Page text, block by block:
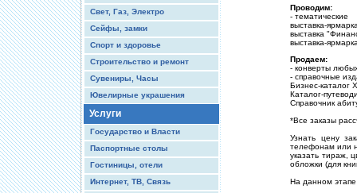
Свет, Газ, Электро
Сейфы, замки
Спорт и здоровье
Строительство и ремонт
Сувениры, Часы
Ювелирные украшения
Услуги
Государство и Власти
Паспортные столы
Гостиницы, отели
Интернет, ТВ, Связь
Проводим:
- тематические
выставка-
выставка
выставка-
Продаем:
- конверты
- справочные
Бизнес-каталог
Каталог-
Справочник
*Все заказы
Узнать цену
телефонам или
указать тираж,
обложки (для
На данном